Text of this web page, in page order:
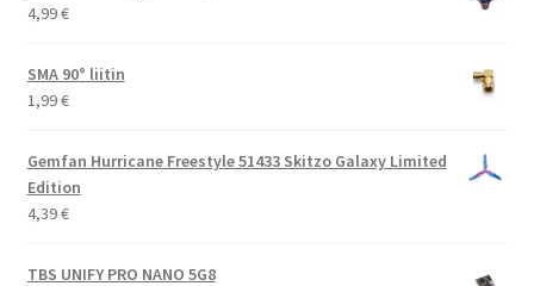
4,99€
SMA 90° liitin
1,99€
Gemfan Hurricane Freestyle 51433 Skitzo Galaxy Limited
Edition
4,39€
TBS UNIFY PRO NANO 5G8